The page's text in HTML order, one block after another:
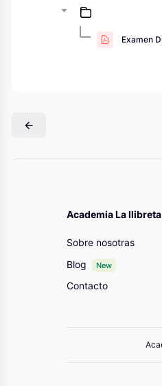
Examen
Academia La llibreta
Sobre nosotras
Blog
New
Contacto